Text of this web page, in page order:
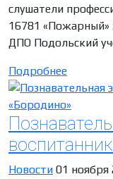
слушатели
16781 «Пожарный»
ДПО Подольский
Подробнее
Новости 01 ноября